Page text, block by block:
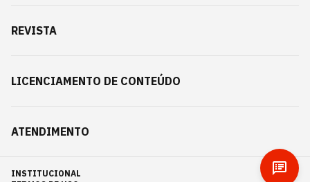
REVISTA
LICENCIAMENTO DE CONTEÚDO
ATENDIMENTO
INSTITUCIONAL